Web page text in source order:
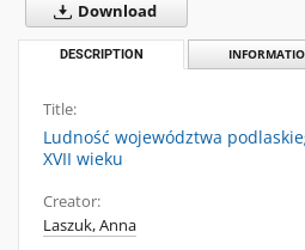
Download
DESCRIPTION
Title:
Ludność województwa
XVII wieku
Creator:
Laszuk, Anna